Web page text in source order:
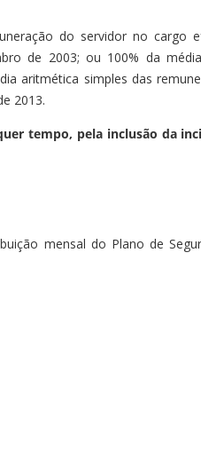
do servidor no cargo
de 2003; ou 100% da
aritmética simples das
2013.
tempo, pela inclusão da
mensal do Plano de